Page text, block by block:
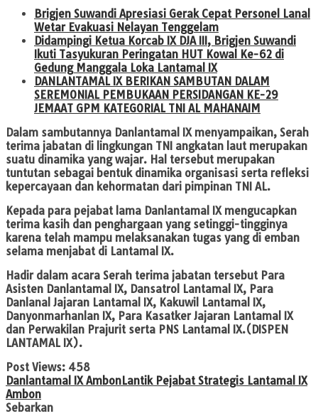
Brigjen Suwandi Apresiasi Gerak Cepat Personel Lanal
Wetar Evakuasi Nelayan Tenggelam
Didampingi Ketua Korcab IX DJA III, Brigjen Suwandi
Ikuti Tasyukuran Peringatan HUT Kowal Ke-62 di
Gedung Manggala Loka Lantamal IX
DANLANTAMAL IX BERIKAN SAMBUTAN DALAM
SEREMONIAL PEMBUKAAN PERSIDANGAN KE-29
JEMAAT GPM KATEGORIAL TNI AL MAHANAIM
Dalam sambutannya Danlantamal IX menyampaikan, Serah
terima jabatan di lingkungan TNI angkatan laut merupakan
suatu dinamika yang wajar. Hal tersebut merupakan
tuntutan sebagai bentuk dinamika organisasi serta refleksi
kepercayaan dan kehormatan dari pimpinan TNI AL.
Kepada para pejabat lama Danlantamal IX mengucapkan
terima kasih dan penghargaan yang setinggi-tingginya
karena telah mampu melaksanakan tugas yang di emban
selama menjabat di Lantamal IX.
Hadir dalam acara Serah terima jabatan tersebut Para
Asisten Danlantamal IX, Dansatrol Lantamal IX, Para
Danlanal Jajaran Lantamal IX, Kakuwil Lantamal IX,
Danyonmarhanlan IX, Para Kasatker Jajaran Lantamal IX
dan Perwakilan Prajurit serta PNS Lantamal IX.(DISPEN
LANTAMAL IX).
Post Views: 458
Danlantamal IX AmbonLantik Pejabat Strategis Lantamal IX
Ambon
Sebarkan